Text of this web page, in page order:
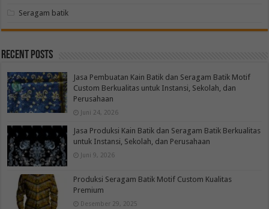
Seragam batik
Recent Posts
Jasa Pembuatan Kain Batik dan Seragam Batik Motif
Custom Berkualitas untuk Instansi, Sekolah, dan
Perusahaan
Juni 24, 2026
Jasa Produksi Kain Batik dan Seragam Batik Berkualitas
untuk Instansi, Sekolah, dan Perusahaan
Juni 9, 2026
Produksi Seragam Batik Motif Custom Kualitas
Premium
Desember 29, 2025